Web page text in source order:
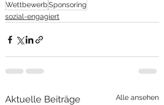
WettbewerbSponsoring
sozial-engagiert
Aktuelle Beiträge Alle ansehen